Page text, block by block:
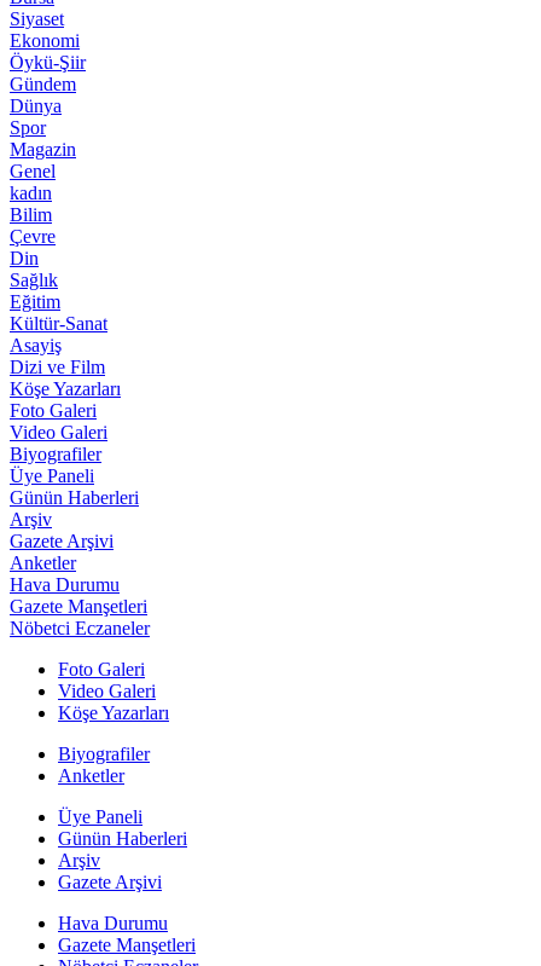
Siyaset
Ekonomi
Öykü-Şiir
Gündem
Dünya
Spor
Magazin
Genel
kadın
Bilim
Çevre
Din
Sağlık
Eğitim
Kültür-Sanat
Asayiş
Dizi ve Film
Köşe Yazarları
Foto Galeri
Video Galeri
Biyografiler
Üye Paneli
Günün Haberleri
Arşiv
Gazete Arşivi
Anketler
Hava Durumu
Gazete Manşetleri
Nöbetci Eczaneler
Foto Galeri
Video Galeri
Köşe Yazarları
Biyografiler
Anketler
Üye Paneli
Günün Haberleri
Arşiv
Gazete Arşivi
Hava Durumu
Gazete Manşetleri